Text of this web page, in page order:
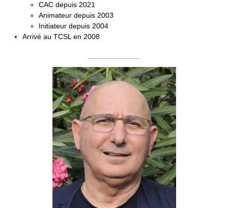
CAC depuis 2021
Animateur depuis 2003
Initiateur depuis 2004
Arrivé au TCSL en 2008